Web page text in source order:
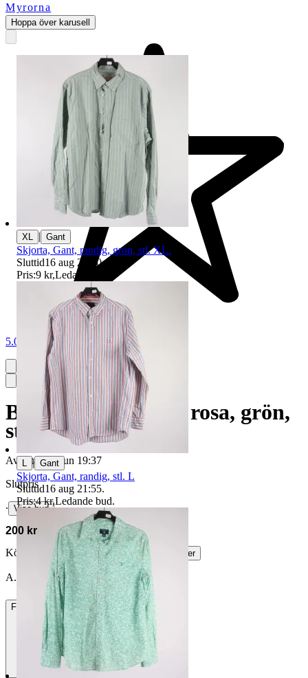
Myrorna
5.0
Blus, Gant, randig, rosa, grön,
stl. 40.
Avslutad 21 jun 19:37
Slutpris
∙ Visa bud
200 kr
Köparskydd är valfritt hos företag.
Läs mer
A.Holgersson vann auktionen
Frakt 84 kr DSV
Hoppa över karusell
XL | Gant
Skjorta, Gant, randig, grön, stl. XL.
Sluttid16 aug 20:20.
Pris:9 kr,Ledande bud
| Gant
Skjorta, Gant, randig, stl. L
Sluttid16 aug 21:55.
Pris:4 kr,Ledande bud.